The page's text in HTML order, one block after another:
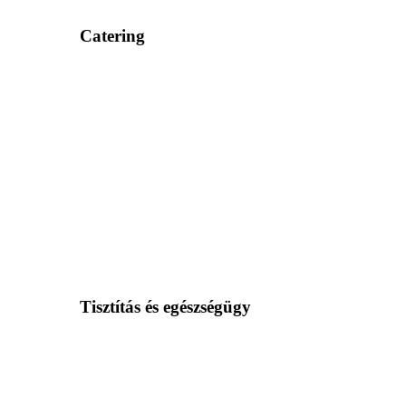
Catering
Tisztítás és egészségügy